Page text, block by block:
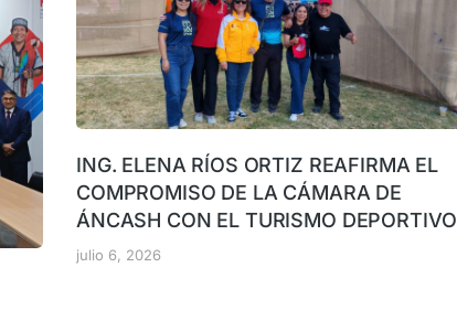
ING. ELENA RÍOS ORTIZ REAFIRMA EL
COMPROMISO DE LA CÁMARA DE
ÁNCASH CON EL TURISMO DEPORTIVO
julio 6, 2026